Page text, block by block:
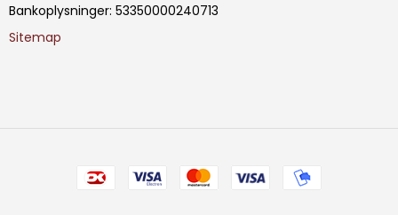
Bankoplysninger: 53350000240713
Sitemap